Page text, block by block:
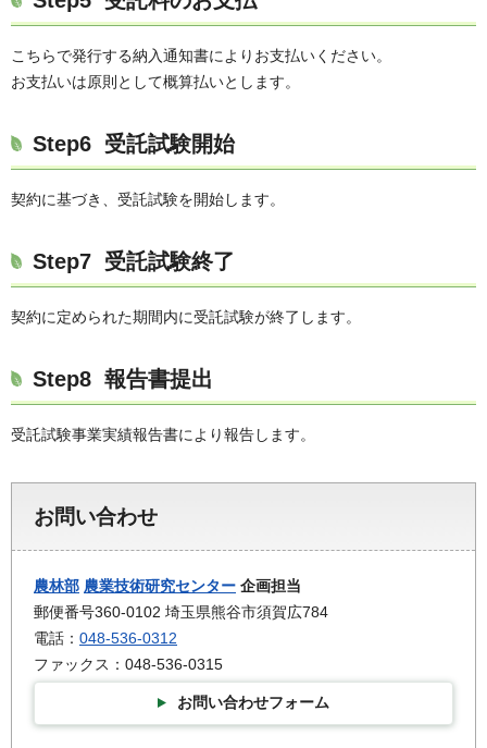
こちらで発行する納入通知書によりお支払いください。
お支払いは原則として概算払いとします。
Step6 受託試験開始
契約に基づき、受託試験を開始します。
Step7 受託試験終了
契約に定められた期間内に受託試験が終了します。
Step8 報告書提出
受託試験事業実績報告書により報告します。
お問い合わせ
農林部 農業技術研究センター 企画担当
郵便番号360-0102 埼玉県熊谷市須賀広784
電話： 048-536-0312
ファックス：048-536-0315
お問い合わせフォーム